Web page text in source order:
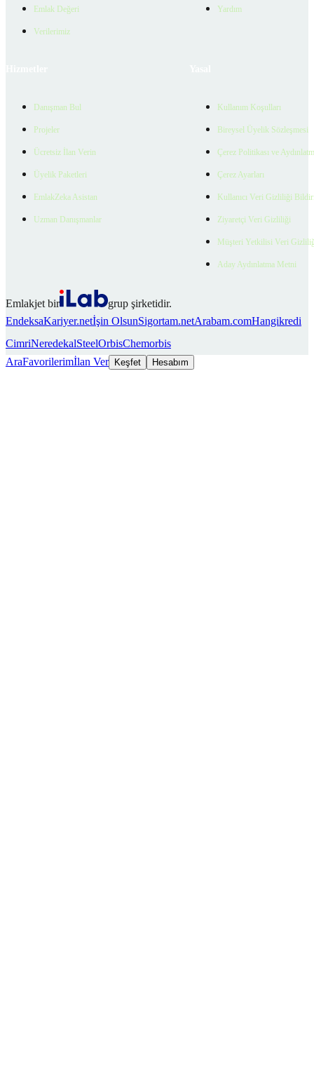
Emlak Değeri
Verilerimiz
Yardım
Danışman Bul
Projeler
Ücretsiz İlan Verin
Üyelik Paketleri
EmlakZeka Asistan
Uzman Danışmanlar
Kullanım Koşulları
Bireysel Üyelik Sözleşmesi
Çerez Politikası ve
Çerez Ayarları
Kullanıcı Veri Gizliliği
Ziyaretçi Veri Gizliliği
Müşteri Yetkilisi Veri
Aday Aydınlatma Metni
Emlakjet bir
grup şirketidir.
EndeksaKariyer.netİşin OlsunSigortam.netArabam.comHangikredi
CimriNeredekalSteelOrbisChemorbis
AraFavorilerimİlan Ver Keşfet Hesabım